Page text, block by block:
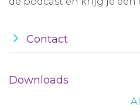
Contact
Downloads